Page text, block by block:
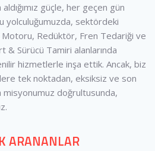
güçle, her geçen gün
yolculuğumuzda, sektördeki
Redüktör, Fren Tedariği ve
& Sürücü Tamiri alanlarında
hizmetlerle inşa ettik. Ancak, biz
tek noktadan, eksiksiz ve son
doğrultusunda,
ARANANLAR